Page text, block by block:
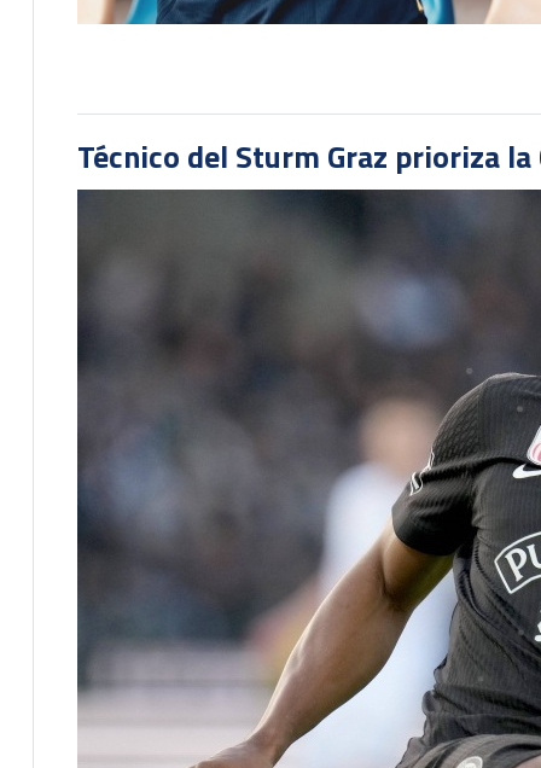
Técnico del Sturm Graz prioriza